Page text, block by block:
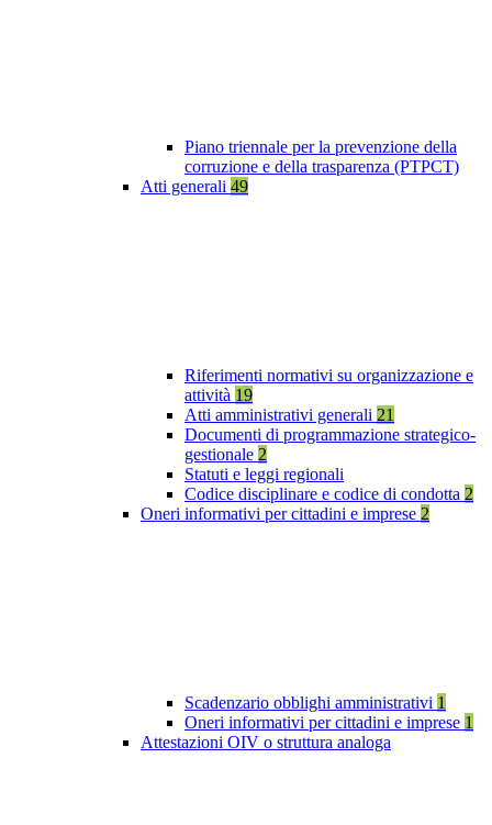
Piano triennale per la prevenzione della
corruzione e della trasparenza (PTPCT)
Atti generali 49
Riferimenti normativi su organizzazione e
attività 19
Atti amministrativi generali 21
Documenti di programmazione strategico-
gestionale 2
Statuti e leggi regionali
Codice disciplinare e codice di condotta 2
Oneri informativi per cittadini e imprese 2
Scadenzario obblighi amministrativi 1
Oneri informativi per cittadini e imprese 1
Attestazioni OIV o struttura analoga